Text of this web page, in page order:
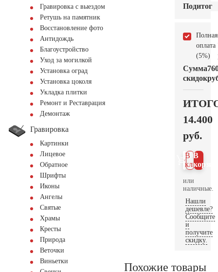
Гравировка с выездом
Ретушь на памятник
Восстановление фото
Антидождь
Благоустройство
Уход за могилкой
Установка оград
Установка цоколя
Укладка плитки
Ремонт и Реставрация
Демонтаж
Гравировка
Картинки
Лицевое
Обратное
Шрифты
Иконы
Ангелы
Святые
Храмы
Кресты
Природа
Веточки
Виньетки
Подитог
Полная
оплата
(5%)
Сумма
скидок
14.400
руб.
В
В 1
клик
или
наличные.
Нашли
дешевле?
Сообщите
и
получите
скидку.
Похожие товары